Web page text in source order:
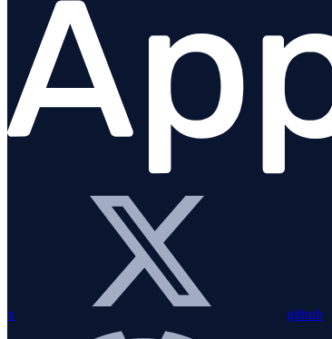
Node.js Core
PostgreSQL client
Redis
Remix
Restify
Outils en ligne de commande
x github